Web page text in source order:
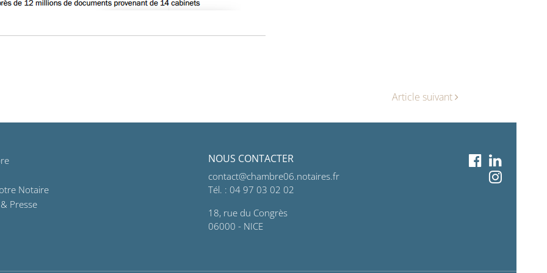
Article suivant
Notaire
Presse
NOUS CONTACTER
contact@chambre06.notaires.fr
Tél. : 04 97 03 02 02
18, rue du Congrès
06000 - NICE